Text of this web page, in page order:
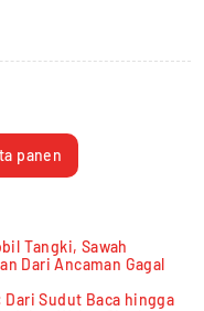
panen
Tangki, Sawah
Dari Ancaman Gagal
Dari Sudut Baca hingga